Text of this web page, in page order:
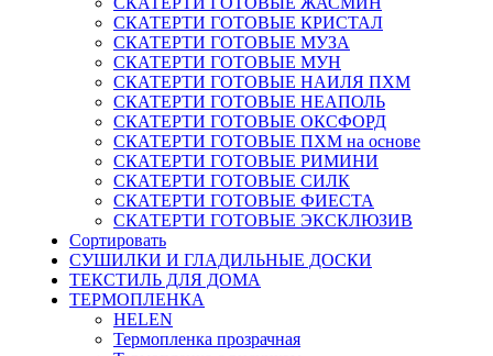
СКАТЕРТИ ГОТОВЫЕ КРИСТАЛ
СКАТЕРТИ ГОТОВЫЕ МУЗА
СКАТЕРТИ ГОТОВЫЕ МУН
СКАТЕРТИ ГОТОВЫЕ НАИЛЯ ПХМ
СКАТЕРТИ ГОТОВЫЕ НЕАПОЛЬ
СКАТЕРТИ ГОТОВЫЕ ОКСФОРД
СКАТЕРТИ ГОТОВЫЕ ПХМ на основе
СКАТЕРТИ ГОТОВЫЕ РИМИНИ
СКАТЕРТИ ГОТОВЫЕ СИЛК
СКАТЕРТИ ГОТОВЫЕ ФИЕСТА
СКАТЕРТИ ГОТОВЫЕ ЭКСКЛЮЗИВ
Сортировать
СУШИЛКИ И ГЛАДИЛЬНЫЕ ДОСКИ
ТЕКСТИЛЬ ДЛЯ ДОМА
ТЕРМОПЛЕНКА
HELEN
Термопленка прозрачная